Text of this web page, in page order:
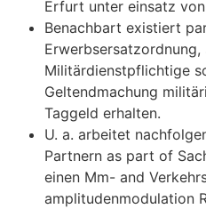
Erfurt unter einsatz von
Benachbart existiert
Erwerbsersatzordnung,
Militärdienstpflichtige
Geltendmachung
Taggeld erhalten.
U. a. arbeitet
Partnern as part of
einen Mm- and
amplitudenmodulation